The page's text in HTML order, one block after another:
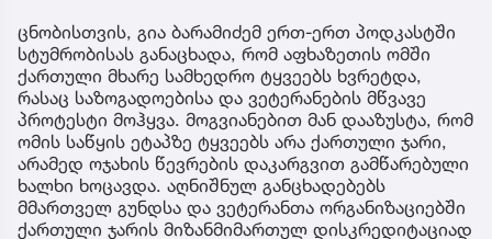
ცნობისთვის, გია ბარამიძემ ერთ-ერთ პოდკასტში
სტუმრობისას განაცხადა, რომ აფხაზეთის ომში
ქართული მხარე სამხედრო ტყვეებს ხვრეტდა,
რასაც საზოგადოებისა და ვეტერანების მწვავე
პროტესტი მოჰყვა. მოგვიანებით მან დააზუსტა, რომ
ომის საწყის ეტაპზე ტყვეებს არა ქართული ჯარი,
არამედ ოჯახის წევრების დაკარგვით გამწარებული
ხალხი ხოცავდა. აღნიშნულ განცხადებებს
მმართველ გუნდსა და ვეტერანთა ორგანიზაციებში
ქართული ჯარის მიზანმიმართულ დისკრედიტაციად